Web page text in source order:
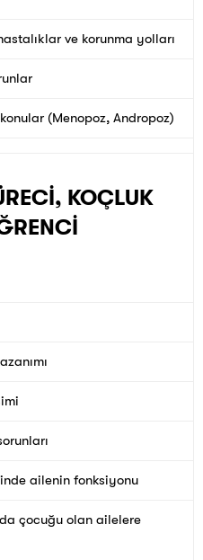
ve korunma yolları
(Menopoz, Andropoz)
KOÇLUK
ailenin fonksiyonu
çocuğu olan ailelere